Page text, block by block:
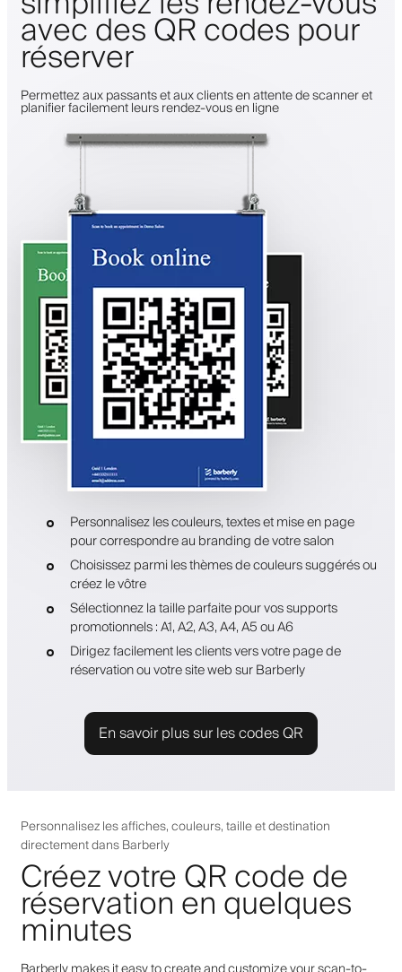
avec des QR codes pour
réserver
Permettez aux passants et aux clients en attente de scanner et
planifier facilement leurs rendez-vous en ligne
Personnalisez les couleurs, textes et mise en page
pour correspondre au branding de votre salon
Choisissez parmi les thèmes de couleurs suggérés ou
créez le vôtre
Sélectionnez la taille parfaite pour vos supports
promotionnels : A1, A2, A3, A4, A5 ou A6
Dirigez facilement les clients vers votre page de
réservation ou votre site web sur Barberly
En savoir plus sur les codes QR
Personnalisez les affiches, couleurs, taille et destination
directement dans Barberly
Créez votre QR code de
réservation en quelques
minutes